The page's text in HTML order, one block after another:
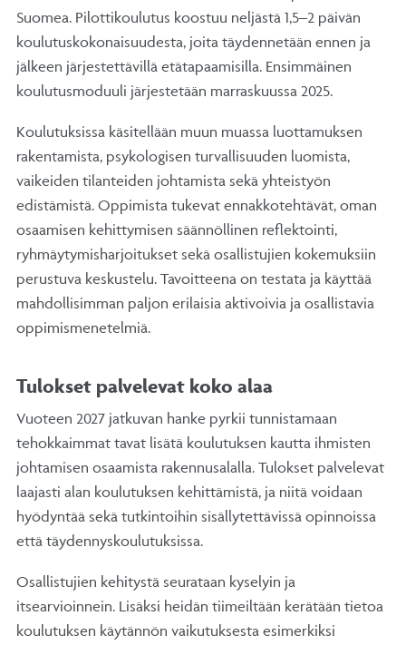
Suomea. Pilottikoulutus koostuu neljästä 1,5–2 päivän
koulutuskokonaisuudesta, joita täydennetään ennen ja
jälkeen järjestettävillä etätapaamisilla. Ensimmäinen
koulutusmoduuli järjestetään marraskuussa 2025.
Koulutuksissa käsitellään muun muassa luottamuksen
rakentamista, psykologisen turvallisuuden luomista,
vaikeiden tilanteiden johtamista sekä yhteistyön
edistämistä. Oppimista tukevat ennakkotehtävät, oman
osaamisen kehittymisen säännöllinen reflektointi,
ryhmäytymisharjoitukset sekä osallistujien kokemuksiin
perustuva keskustelu. Tavoitteena on testata ja käyttää
mahdollisimman paljon erilaisia aktivoivia ja osallistavia
oppimismenetelmiä.
Tulokset palvelevat koko alaa
Vuoteen 2027 jatkuvan hanke pyrkii tunnistamaan
tehokkaimmat tavat lisätä koulutuksen kautta ihmisten
johtamisen osaamista rakennusalalla. Tulokset palvelevat
laajasti alan koulutuksen kehittämistä, ja niitä voidaan
hyödyntää sekä tutkintoihin sisällytettävissä opinnoissa
että täydennyskoulutuksissa.
Osallistujien kehitystä seurataan kyselyin ja
itsearvioinnein. Lisäksi heidän tiimeiltään kerätään tietoa
koulutuksen käytännön vaikutuksesta esimerkiksi